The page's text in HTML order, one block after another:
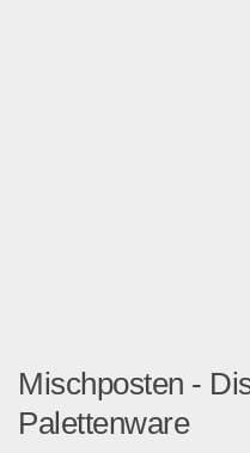
Mischposten -
Palettenware